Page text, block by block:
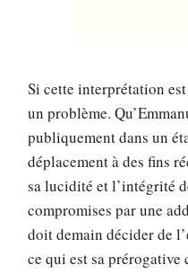
Si cette interprétation
un problème.
publiquement dans un
déplacement à des fins
sa lucidité et l’intégrité
compromises par une
doit demain décider de
ce qui est sa prérogative